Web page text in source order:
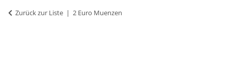
Zurück zur Liste 2 Euro Muenzen